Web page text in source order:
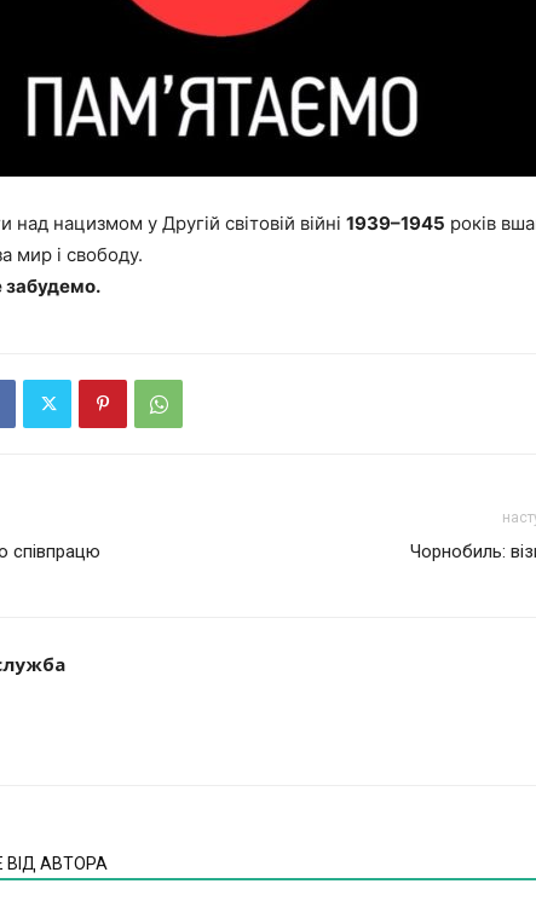
над нацизмом у Другій світовій війні 1939–1945 років
мир і свободу.
забудемо.
співпрацю Чорнобиль:
ВІД АВТОРА